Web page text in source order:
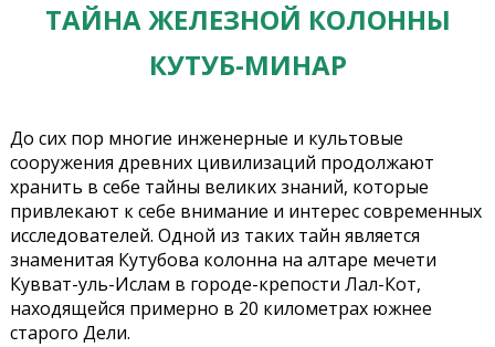
ТАЙНА ЖЕЛЕЗНОЙ КОЛОННЫ
КУТУБ-МИНАР
До сих пор многие инженерные и культовые
сооружения древних цивилизаций продолжают
хранить в себе тайны великих знаний, которые
привлекают к себе внимание и интерес современных
исследователей. Одной из таких тайн является
знаменитая Кутубова колонна на алтаре мечети
Кувват-уль-Ислам в городе-крепости Лал-Кот,
находящейся примерно в 20 километрах южнее
старого Дели.